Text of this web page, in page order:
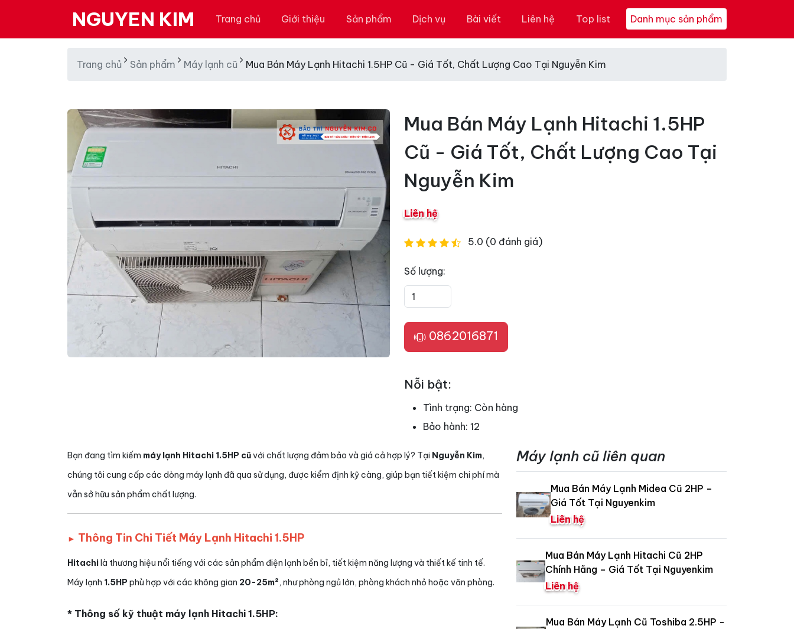
NGUYEN KIM Trang chủ Giới thiệu Sản phẩm Dịch vụ Bài viết Liên hệ Top list Danh mục sản phẩm
Trang chủ Sản phẩm Máy lạnh cũ Mua Bán Máy Lạnh Hitachi 1.5HP Cũ - Giá Tốt, Chất Lượng Cao Tại Nguyễn Kim
Mua Bán Máy Lạnh Hitachi 1.5HP
Cũ - Giá Tốt, Chất Lượng Cao Tại
Nguyễn Kim
Liên hệ
5.0 (0 đánh giá)
Số lượng:
0862016871
Nỗi bật:
Tình trạng: Còn hàng
Bảo hành: 12
Bạn đang tìm kiếm máy lạnh Hitachi 1.5HP cũvới chất lượng đảm bảo và giá cả hợp lý? Tại Nguyễn Kim,
chúng tôi cung cấp các dòng máy lạnh đã qua sử dụng, được kiểm định kỹ càng, giúp bạn tiết kiệm chi phí mà
vẫn sở hữu sản phẩm chất lượng.
► Thông Tin Chi Tiết Máy Lạnh Hitachi 1.5HP
Hitachilà thương hiệu nổi tiếng với các sản phẩm điện lạnh bền bỉ, tiết kiệm năng lượng và thiết kế tinh tế.
Máy lạnh 1.5HPphù hợp với các không gian 20-25m², như phòng ngủ lớn, phòng khách nhỏ hoặc văn phòng.
* Thông số kỹ thuật máy lạnh Hitachi 1.5HP:
Máy lạnh cũ liên quan
Mua Bán Máy Lạnh Midea Cũ 2HP –
Giá Tốt Tại Nguyenkim
Liên hệ
Mua Bán Máy Lạnh Hitachi Cũ 2HP
Chính Hãng – Giá Tốt Tại Nguyenkim
Liên hệ
Mua Bán Máy Lạnh Cũ Toshiba 2.5HP -